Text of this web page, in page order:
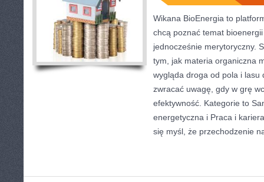
Wikana BioEnergia to
chcą poznać temat
jednocześnie merytoryczny.
tym, jak materia organiczna
wygląda droga od pola i lasu
zwracać uwagę, gdy w grę
efektywność. Kategorie to
energetyczna i Praca i
się myśl, że przechodzenie